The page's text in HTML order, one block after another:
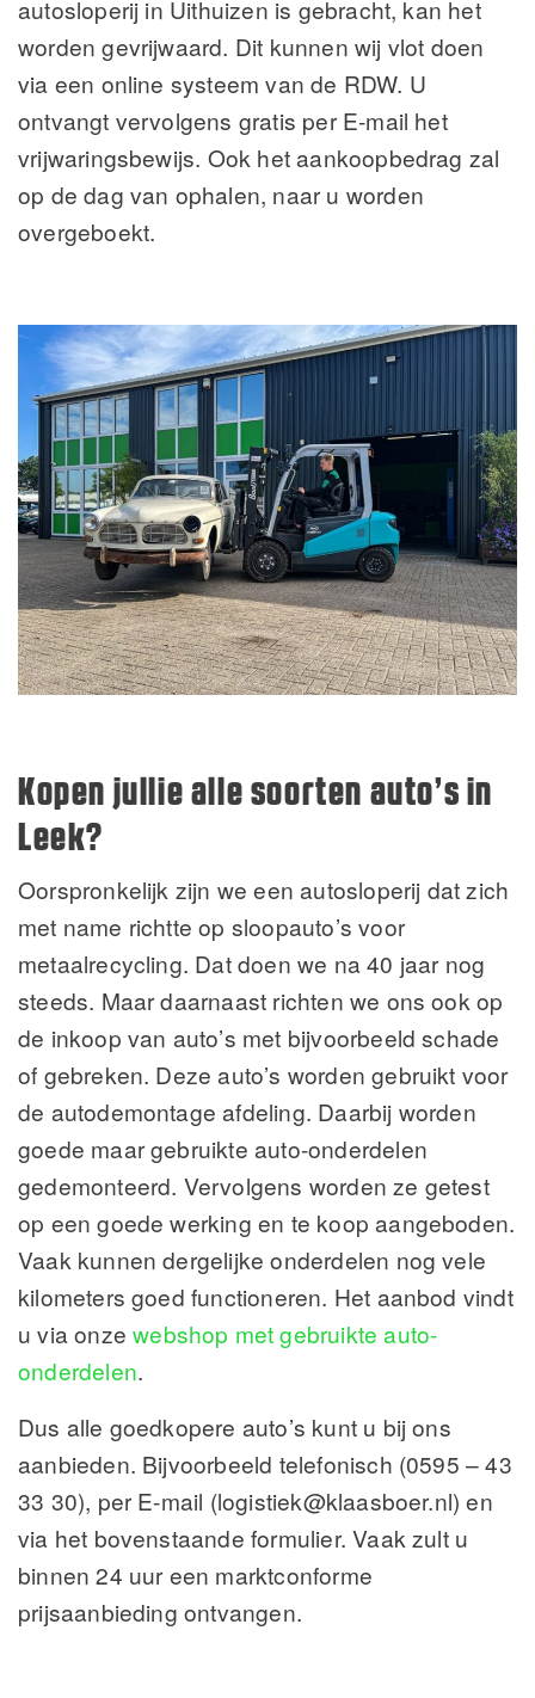
autosloperij in Uithuizen is gebracht, kan het
worden gevrijwaard. Dit kunnen wij vlot doen
via een online systeem van de RDW. U
ontvangt vervolgens gratis per E-mail het
vrijwaringsbewijs. Ook het aankoopbedrag zal
op de dag van ophalen, naar u worden
overgeboekt.
Kopen jullie alle soorten auto’s in
Leek?
Oorspronkelijk zijn we een autosloperij dat zich
met name richtte op sloopauto’s voor
metaalrecycling. Dat doen we na 40 jaar nog
steeds. Maar daarnaast richten we ons ook op
de inkoop van auto’s met bijvoorbeeld schade
of gebreken. Deze auto’s worden gebruikt voor
de autodemontage afdeling. Daarbij worden
goede maar gebruikte auto-onderdelen
gedemonteerd. Vervolgens worden ze getest
op een goede werking en te koop aangeboden.
Vaak kunnen dergelijke onderdelen nog vele
kilometers goed functioneren. Het aanbod vindt
u via onzewebshop met gebruikte auto-
onderdelen.
Dus alle goedkopere auto’s kunt u bij ons
aanbieden. Bijvoorbeeld telefonisch (0595 – 43
33 30), per E-mail (logistiek@klaasboer.nl) en
via het bovenstaande formulier. Vaak zult u
binnen 24 uur een marktconforme
prijsaanbieding ontvangen.